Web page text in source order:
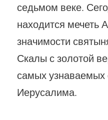
седьмом веке.
находится мечеть
значимости
Скалы с золотой
самых узнаваемых
Иерусалима.